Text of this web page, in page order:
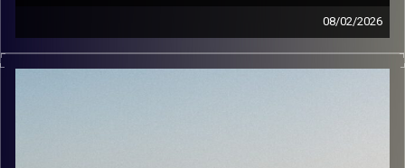
קרדיט תמונות:
08/02/2026
בפרק היום אנחנו מדברים על אחד הנושאים החשובים
והמורכבים בעולם הביצועים: החוסן המנטלי והגמישות